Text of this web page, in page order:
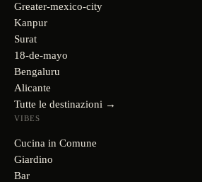
Greater-mexico-city
Kanpur
Surat
18-de-mayo
Bengaluru
Alicante
Tutte le destinazioni →
VIBES
Cucina in Comune
Giardino
Bar